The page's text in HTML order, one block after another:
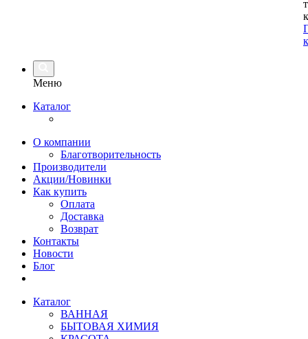
Меню
Каталог
О компании
Благотворительность
Производители
Акции/Новинки
Как купить
Оплата
Доставка
Возврат
Контакты
Новости
Блог
Каталог
ВАННАЯ
БЫТОВАЯ ХИМИЯ